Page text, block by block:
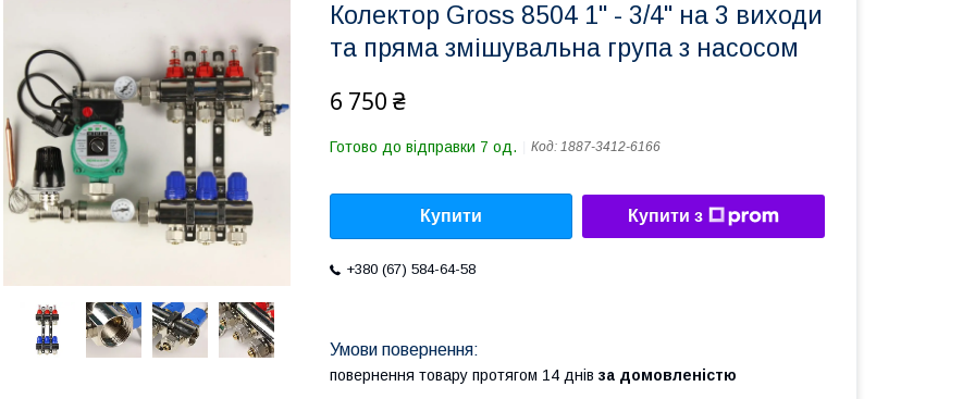
Колектор Gross 8504 1" - 3/4" на 3 виходи
та пряма змішувальна група з насосом
6 750 ₴
Готово до відправки 7 од. Код: 1887-3412-6166
Купити Купити з
+380 (67) 584-64-58
повернення товару протягом 14 днів за домовленістю